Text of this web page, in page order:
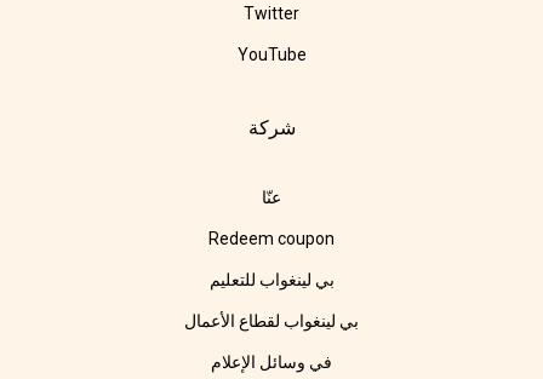
Twitter
YouTube
شركة
عنّا
Redeem coupon
بي لينغواب للتعليم
بي لينغواب لقطاع الأعمال
في وسائل الإعلام